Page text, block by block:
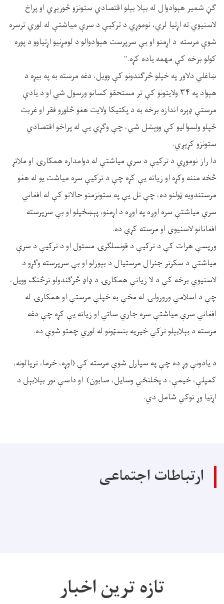
ګڼ شمیر هېوادوال له بېلا بېلو اقتصادي ستونزو ځورېږي او پراخ
لاسنيوي ته اړتیا لري، نوموړي د ترکیې د سرې میاشتې له لوري ترسره
شوې مرسته د اړمنو او بې سرپرست هېوادوالو د لومړنیو اړتیاوو د پوره
کولو برخه کې مهمه یاده کړه."
ښاغلي دلاور په خپلو څرګندونو کې وویل، دغه مرسته به په بيړه د
هېواد په ۳۴ ولایتونو کې تر مستحقو کسانو ورسول شي او د یادې
مرستې ډېره اندازه برخه به د پکتیکا ولایت هغو څلورو فقر او غربت
ځپلو ولسواليو کې ووېشل شي، چې وګړي یې له پراخو اقتصادي
ستونزو کړېږي.
دا راز نوموړي د ترکیې د سرې میاشتې له دوامداره همکارۍ او ملاتړ
څخه مننه وکړه او زیاته یې کړه چې د ترکیې سره میاشت يو له هغو
مرستندویه ټولنو ده، چې تل یې په ستونزمنو حالاتو کې له افغاني
سرې میاشتې سره اوږه په اوږه د اړمنو، پېښځپلو او بې سرپرسته
افغانانو لاسنیوی او مرسته کړې ده.
ورپسې هرات کې د ترکیې د قونسلګرۍ مسئول او د ترکیې د سرې
میاشتې د سکرتر جنرال مرستیال د بېوزلو او بې سرپرسته وګړو د
لاسنیوي برخه کې د لا زیاتې همکارۍ د ډاډ څرګندولو ترڅنګ وویل،
چې د اسلامي ورورولۍ له مخې به خپلې مرستې او همکارۍ له
افغاني سرې میاشتې سره جاري ساتي او زیاته یې کړه چې دغه
مرسته د بېلابېلو ترکي خیریه بنسټونو له لوري چمتو شوې ده.
د یادونې وړ ده چې په سپارل شوې مرسته کې (اوړه، خرما، ترپالونه،
کمپلې، خیمې، د پخلنځي وسايل، صابون) او داسې نور بېلابېل د
اړتیا وړ توکي شامل دي.
ارتباطات اجتماعی
تازه ترین اخبار